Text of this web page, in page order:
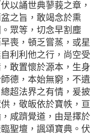
以誦世典蓼莪之章，
之旨，敢竭念於熏
眾等，切念早割塵
喪，頓乏嘗蒸，或星
利利他之行，尚空受
敢置懷於源本，生身
德，本始無窮，不遺
超法界之有情，爰披
，敬皈依於寶帙，亘
咸躋覺道，由是擇於
聖壇，諷頌寶典。伏